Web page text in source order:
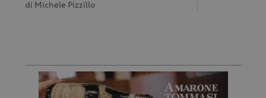
di Michele Pizzillo